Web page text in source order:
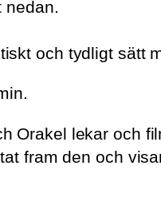
nedan.
och tydligt sätt
Orakel lekar och
fram den och